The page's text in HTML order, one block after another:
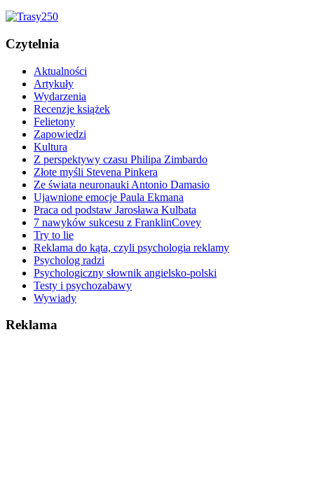
Czytelnia
Aktualności
Artykuły
Wydarzenia
Recenzje książek
Felietony
Zapowiedzi
Kultura
Z perspektywy czasu Philipa Zimbardo
Złote myśli Stevena Pinkera
Ze świata neuronauki Antonio Damasio
Ujawnione emocje Paula Ekmana
Praca od podstaw Jarosława Kulbata
7 nawyków sukcesu z FranklinCovey
Try to lie
Reklama do kąta, czyli psychologia reklamy
Psycholog radzi
Psychologiczny słownik angielsko-polski
Testy i psychozabawy
Wywiady
Reklama